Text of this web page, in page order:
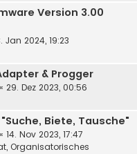
Version 3.00
Jan 2024, 19:23
& Progger
« 29. Dez 2023, 00:56
Biete, Tausche"
« 14. Nov 2023, 17:47
Organisatorisches